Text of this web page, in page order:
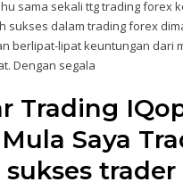
sama sekali ttg trading forex
sukses dalam trading forex
berlipat-lipat keuntungan dari
Dengan segala
Trading
Saya
sukses trader